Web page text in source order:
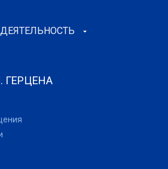
ГЕРЦЕНА